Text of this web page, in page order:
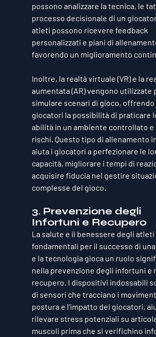
possono analizzare la tecnica, le
processo decisionale di un
atleti possono ricevere feedback
personalizzati e piani di
favorendo un miglioramento
Inoltre, la realtà virtuale (VR) e la
aumentata (AR) vengono utilizzate
simulare scenari di gioco, offrendo
giocatori la possibilità di praticare
abilità in un ambiente controllato e
rischi. Questo tipo di allenamento
aiuta i giocatori a perfezionare le
capacità, migliorare i tempi di
acquisire fiducia nel gestire
complesse del gioco.
3. Prevenzione degli
Infortuni e Recupero
La salute e il benessere degli atleti
fondamentali per il successo di
e la tecnologia gioca un ruolo
nella prevenzione degli infortuni e
recupero. I dispositivi indossabili
di sensori che tracciano i
postura e l'impatto dei giocatori,
rilevare stress potenziali su
muscoli prima che si verifichino